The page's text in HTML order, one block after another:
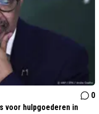
0
voor hulpgoederen in